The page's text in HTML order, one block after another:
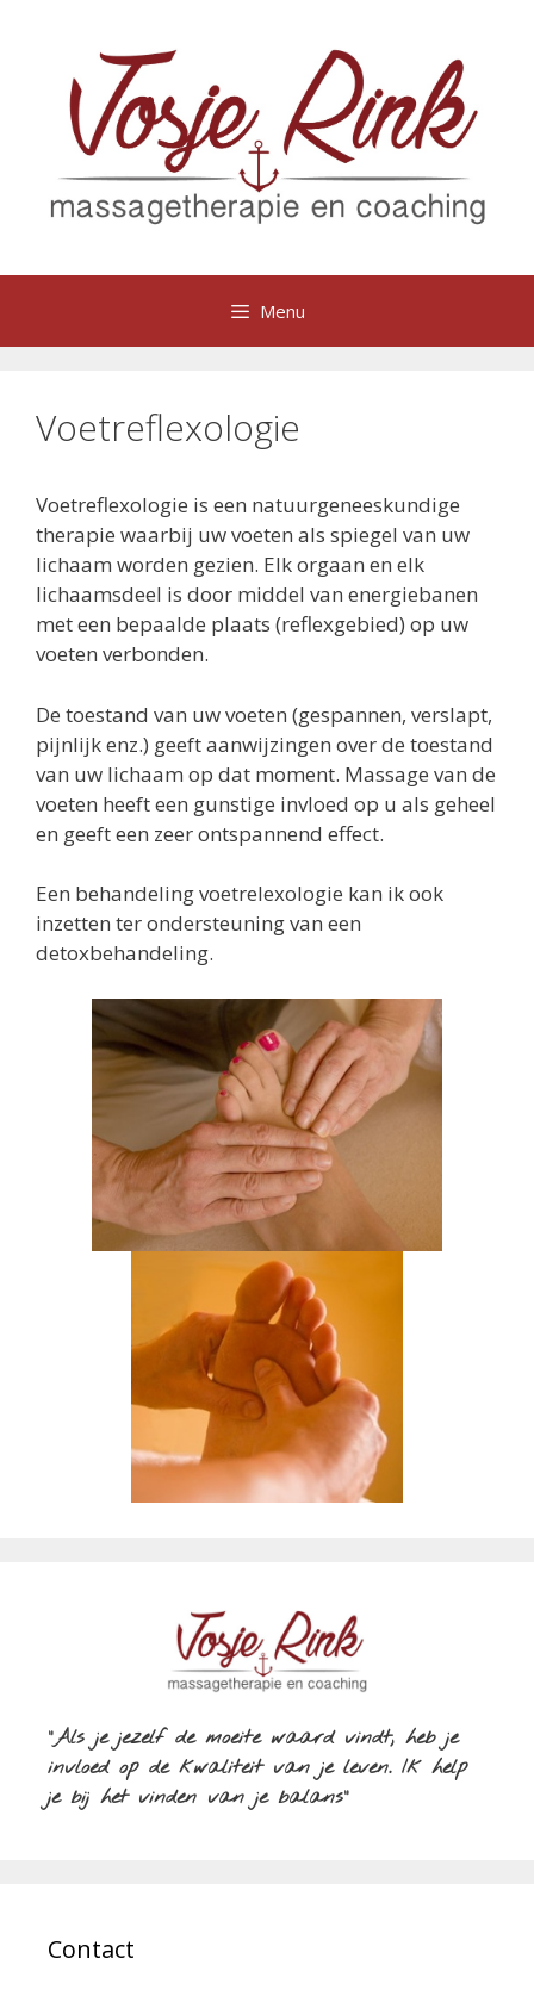
Menu
Voetreflexologie
Voetreflexologie is een natuurgeneeskundige
therapie waarbij uw voeten als spiegel van uw
lichaam worden gezien. Elk orgaan en elk
lichaamsdeel is door middel van energiebanen
met een bepaalde plaats (reflexgebied) op uw
voeten verbonden.
De toestand van uw voeten (gespannen, verslapt,
pijnlijk enz.) geeft aanwijzingen over de toestand
van uw lichaam op dat moment. Massage van de
voeten heeft een gunstige invloed op u als geheel
en geeft een zeer ontspannend effect.
Een behandeling voetrelexologie kan ik ook
inzetten ter ondersteuning van een
detoxbehandeling.
"Als je jezelf de moeite waard vindt, heb je
invloed op de kwaliteit van je leven. Ik help
je bij het vinden van je balans"
Contact